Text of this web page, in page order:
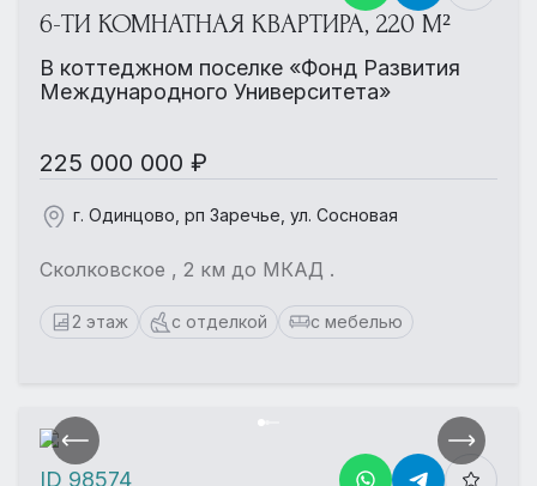
6-ТИ КОМНАТНАЯ КВАРТИРА, 220 М²
В коттеджном поселке «Фонд Развития
Международного Университета»
225 000 000 ₽
г. Одинцово, рп Заречье, ул. Сосновая
Сколковское , 2 км до МКАД .
2 этаж с отделкой с мебелью
ID 98574